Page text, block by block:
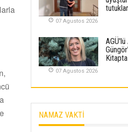
02 Ekim
Kayserispor,
puana Ulaştı
01 Mayis 2026
07 Agustos 2026
07 Agustos 2026
NAMAZ VAKTİ